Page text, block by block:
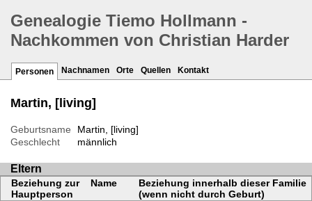
Genealogie Tiemo Hollmann -
Nachkommen von Christian Harder
Personen Nachnamen Orte Quellen Kontakt
Martin, [living]
Geburtsname
Martin, [living]
Geschlecht
männlich
Eltern
Beziehung zur
Hauptperson
Name
Beziehung innerhalb dieser Familie
(wenn nicht durch Geburt)